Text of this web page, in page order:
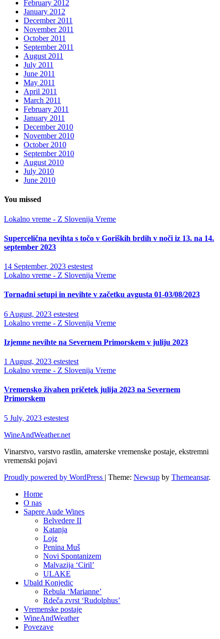
February 2012
January 2012
December 2011
November 2011
October 2011
September 2011
August 2011
July 2011
June 2011
May 2011
April 2011
March 2011
February 2011
January 2011
December 2010
November 2010
October 2010
September 2010
August 2010
July 2010
June 2010
You missed
Lokalno vreme - Z Slovenija Vreme
Supercelična nevihta s točo v Goriških brdih v noči iz 13. na 14.
september 2023
14 September, 2023 estestest
Lokalno vreme - Z Slovenija Vreme
Tornadni setupi in nevihte v začetku avgusta 01-03/08/2023
6 August, 2023 estestest
Lokalno vreme - Z Slovenija Vreme
Izjemne nevihte na Severnem Primorskem v juliju 2023
1 August, 2023 estestest
Lokalno vreme - Z Slovenija Vreme
Vremensko živahen pričetek julija 2023 na Severnem
Primorskem
5 July, 2023 estestest
WineAndWeather.net
Vinarstvo, varstvo rastlin, amaterske vremenske postaje, ekstremni
vremenski pojavi
Proudly powered by WordPress | Theme: Newsup by Themeansar.
Home
O nas
Sapere Aude Wines
Belvedere II
Katanja
Lojz
Penina Muš
Novi Spontanizem
Malvazija ‘Ciril’
ULAKE
Ubald Konjedic
Rebula ‘Marianne’
Rdeča zvrst ‘Rudolphus’
Vremenske postaje
WineAndWeather
Povezave